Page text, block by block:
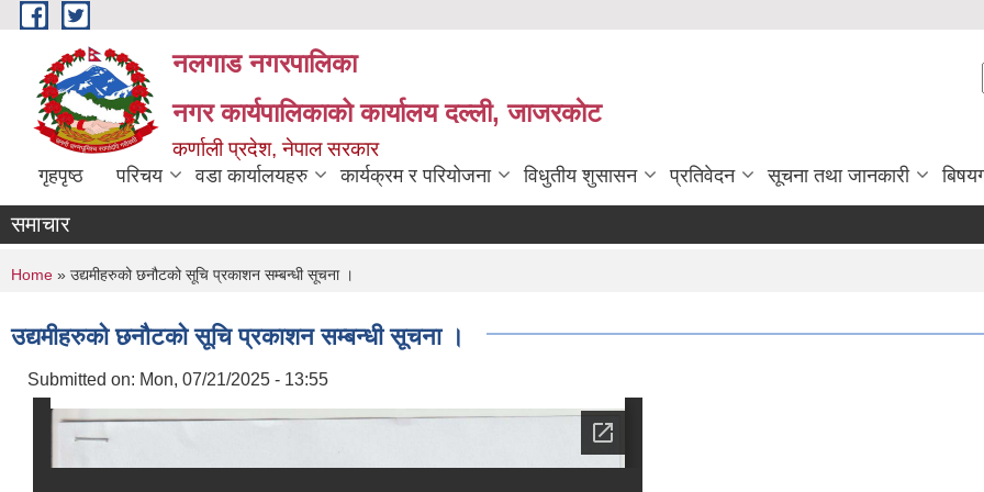
Skip to main content
नलगाड नगरपालिका
नगर कार्यपालिकाको कार्यालय दल्ली, जाजरकाेट
कर्णाली प्रदेश, नेपाल सरकार
गृहपृष्ठ परिचय वडा कार्यालयहरु कार्यक्रम र परियोजना विधुतीय शुसासन प्रतिवेदन सूचना तथा जानकारी
समाचार
You are here
Home » उद्यमीहरुको छनौटको सूचि प्रकाशन सम्बन्धी सूचना ।
उद्यमीहरुको छनौटको सूचि प्रकाशन सम्बन्धी सूचना ।
Submitted on: Mon, 07/21/2025 - 13:55